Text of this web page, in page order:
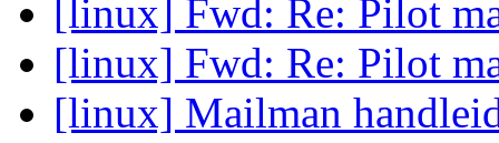
[linux] Fwd: Re: Pilot
[linux] Fwd: Re: Pilot
[linux] Mailman